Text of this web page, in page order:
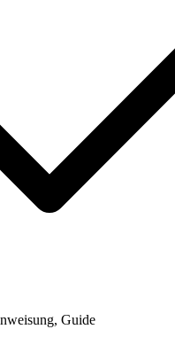
Guide